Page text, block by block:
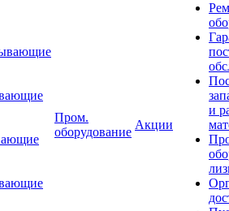
Пром.
оборудование
Акции
и